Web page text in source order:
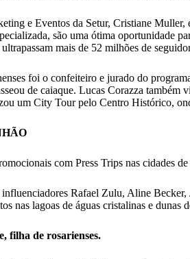
e Eventos da Setur, Cristiane
são uma ótima oportunidade
mais de 52 milhões de
foi o confeiteiro e jurado do
de caiaque. Lucas Corazza
um City Tour pelo Centro Histórico,
com Press Trips nas cidades
Rafael Zulu, Aline
nas lagoas de águas cristalinas e
filha de rosarienses.